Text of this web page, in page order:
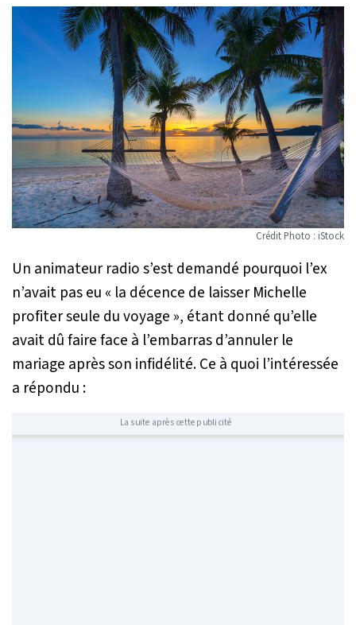
Crédit Photo : iStock
Un animateur radio s’est demandé pourquoi l’ex
n’avait pas eu « la décence de laisser Michelle
profiter seule du voyage », étant donné qu’elle
avait dû faire face à l’embarras d’annuler le
mariage après son infidélité. Ce à quoi l’intéressée
a répondu :
La suite après cette publicité